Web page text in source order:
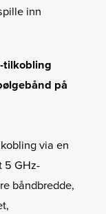
inn
tilkobling
på
via en
5 GHz-
båndbredde,